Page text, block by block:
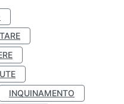
INQUINAMENTO